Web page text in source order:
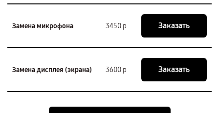
Замена микрофона 3450 р Заказать
Замена дисплея (экрана) 3600 р Заказать